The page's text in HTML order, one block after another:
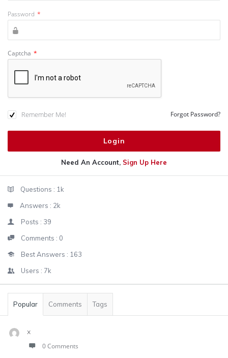
Password *
Captcha *
Remember Me! Forgot Password?
Need An Account, Sign Up Here
StatsQuestions : 1k
Answers : 2k
Posts : 39
Comments : 0
Best Answers : 163
Users : 7k
Popular Comments Tags
x
0 Comments